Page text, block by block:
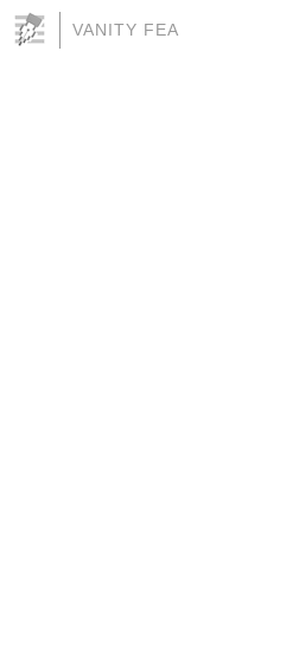
VANITY FEA